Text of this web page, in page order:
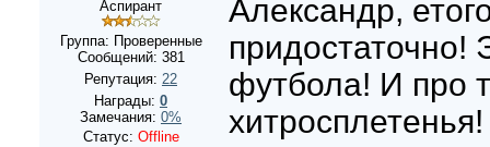
Аспирант
Группа: Проверенные
Сообщений: 381
Репутация: 22
Награды: 0
Замечания: 0%
Статус: Offline
Александр,
придостаточно!
футбола! И про
хитросплетенья!